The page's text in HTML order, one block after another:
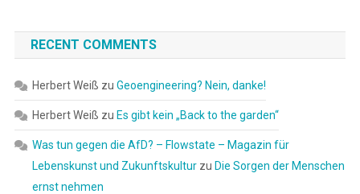
RECENT COMMENTS
Herbert Weiß zu Geoengineering? Nein, danke!
Herbert Weiß zu Es gibt kein „Back to the garden“
Was tun gegen die AfD? – Flowstate – Magazin für
Lebenskunst und Zukunftskulturzu Die Sorgen der Menschen
ernst nehmen